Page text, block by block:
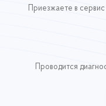
Приезжаете в
Проводится